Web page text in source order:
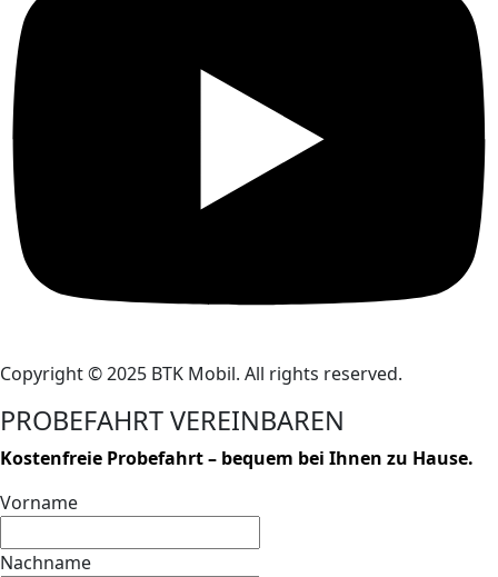
Copyright © 2025 BTK Mobil. All rights reserved.
PROBEFAHRT VEREINBAREN
Kostenfreie Probefahrt – bequem bei Ihnen zu Hause.
Vorname
Nachname